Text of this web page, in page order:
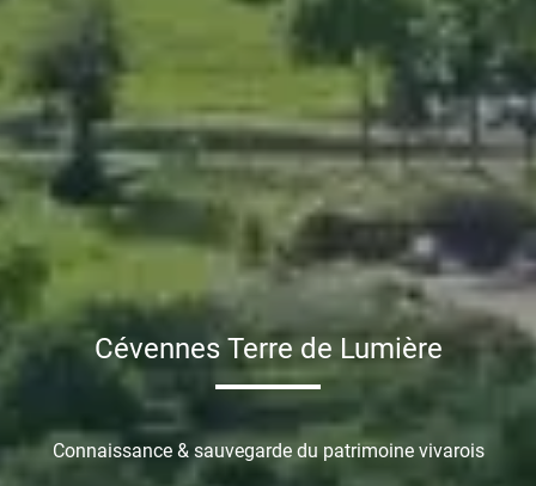
Cévennes Terre de Lumière
Connaissance & sauvegarde du patrimoine vivarois